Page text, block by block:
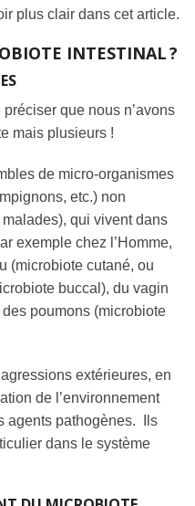
plus clair dans cet article.
INTESTINAL ?
que nous n’avons
mais plusieurs !
de micro-organismes
etc.) non
qui vivent dans
exemple chez l’Homme,
(microbiote cutané, ou
buccal), du vagin
poumons (microbiote
extérieures, en
de l’environnement
agents pathogènes. Ils
dans le système